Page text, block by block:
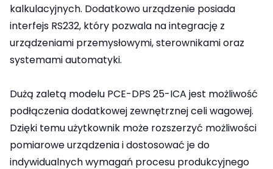
kalkulacyjnych. Dodatkowo urządzenie posiada
interfejs RS232, który pozwala na integrację z
urządzeniami przemysłowymi, sterownikami oraz
systemami automatyki.
Dużą zaletą modelu PCE-DPS 25-ICA jest możliwość
podłączenia dodatkowej zewnętrznej celi wagowej.
Dzięki temu użytkownik może rozszerzyć możliwości
pomiarowe urządzenia i dostosować je do
indywidualnych wymagań procesu produkcyjnego